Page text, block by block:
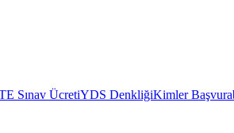
Sınav ÜcretiYDS DenkliğiKimler